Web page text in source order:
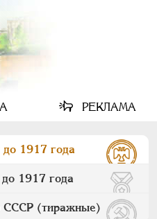
РЕКЛАМА
1917 года
1917 года
СССР (тиражные)